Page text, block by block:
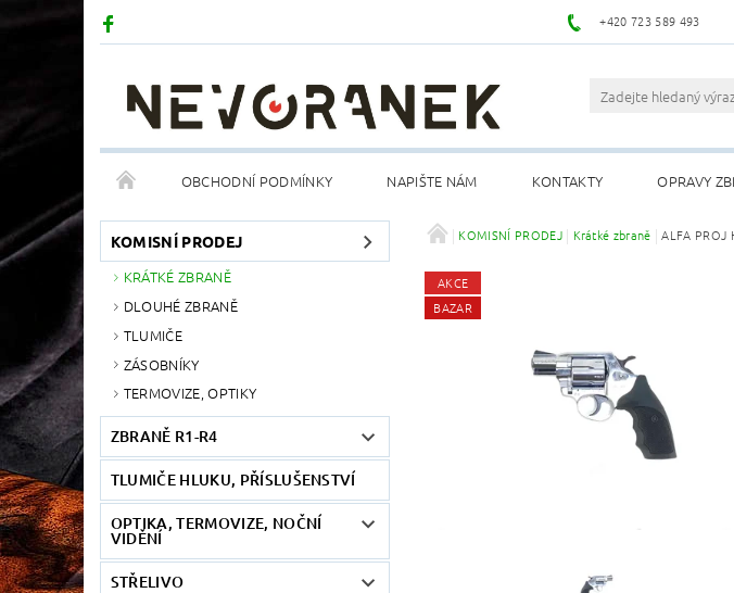
+420 723 589 493
OBCHODNÍ PODMÍNKY NAPIŠTE NÁM KONTAKTY OPRAVY
KOMISNÍ PRODEJ
KRÁTKÉ ZBRANĚ
DLOUHÉ ZBRANĚ
TLUMIČE
ZÁSOBNÍKY
TERMOVIZE, OPTIKY
ZBRANĚ R1-R4
TLUMIČE HLUKU, PŘÍSLUŠENSTVÍ
OPTIKA, TERMOVIZE, NOČNÍ
VIDĚNÍ
STŘELIVO
KOMISNÍ PRODEJ Krátké zbraně ALFA PROJ
AKCE
BAZAR